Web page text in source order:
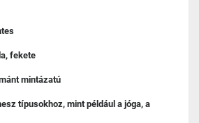
fekete
mintázatú
típusokhoz, mint például a jóga, a